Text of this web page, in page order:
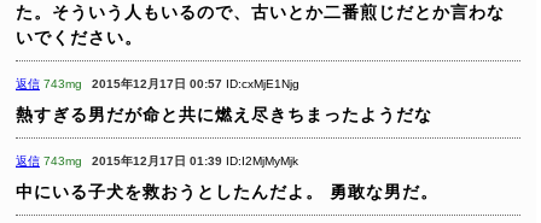
た。そういう人もいるので、古いとか二番煎じだとか言わな
いでください。
返信 743mg 2015年12月17日 00:57 ID:cxMjE1Njg
熱すぎる男だが命と共に燃え尽きちまったようだな
返信 743mg 2015年12月17日 01:39 ID:I2MjMyMjk
中にいる子犬を救おうとしたんだよ。 勇敢な男だ。